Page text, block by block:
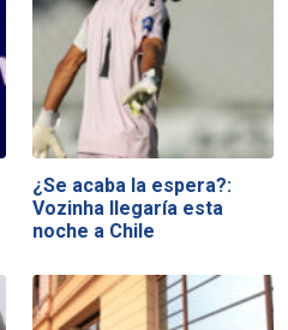
¿Se acaba la espera?:
Vozinha llegaría esta
noche a Chile